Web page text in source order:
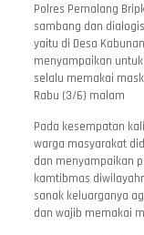
Polres Pemalang
sambang dan
yaitu di Desa
menyampaikan
selalu memakai
Rabu (3/6) malam
Pada kesempatan
warga masyarakat
dan menyampaikan
kamtibmas
sanak keluarganya
dan wajib memakai